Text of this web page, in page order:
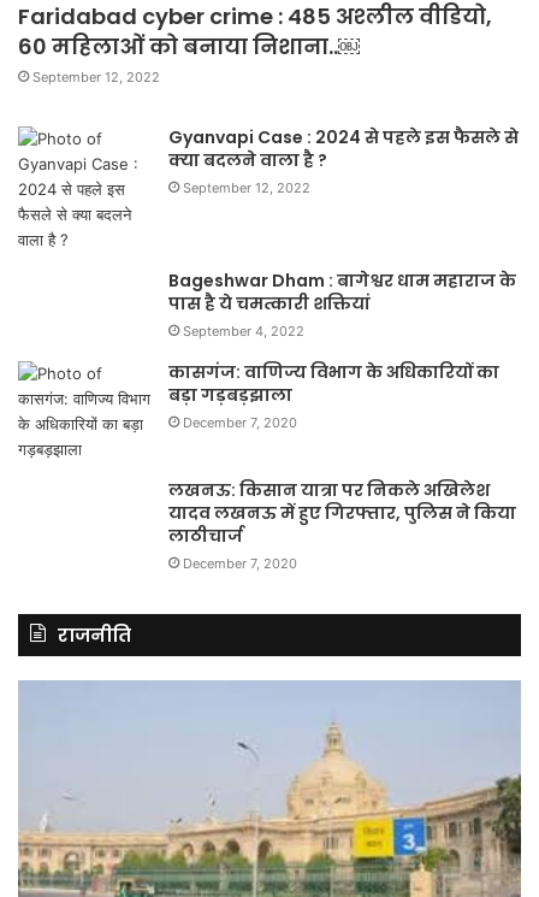
Faridabad cyber crime : 485 अश्लील वीडियो,
60 महिलाओं को बनाया निशाना..￼
September 12, 2022
Gyanvapi Case : 2024 से पहले इस फैसले से
क्या बदलने वाला है ?
September 12, 2022
Bageshwar Dham : बागेश्वर धाम महाराज के
पास है ये चमत्कारी शक्तियां
September 4, 2022
कासगंज: वाणिज्य विभाग के अधिकारियों का
बड़ा गड़बड़झाला
December 7, 2020
लखनऊ: किसान यात्रा पर निकले अखिलेश
यादव लखनऊ में हुए गिरफ्तार, पुलिस ने किया
लाठीचार्ज
December 7, 2020
राजनीति